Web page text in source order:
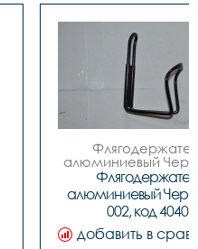
алюминиевый
002
код. 40401
алюминиевый
002, код 40401
добавить в